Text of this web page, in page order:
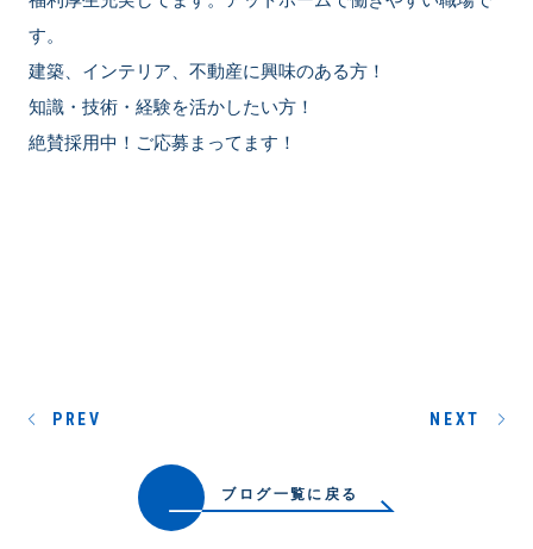
す。
建築、インテリア、不動産に興味のある方！
知識・技術・経験を活かしたい方！
絶賛採用中！ご応募まってます！
ブログ一覧に戻る
PREV NEXT